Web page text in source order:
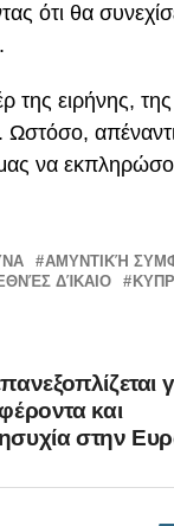
ότι θα
της ειρήνης,
να
ΑΜΥΝΤΙΚΉ
ΔΊΚΑΙΟ
και
στην